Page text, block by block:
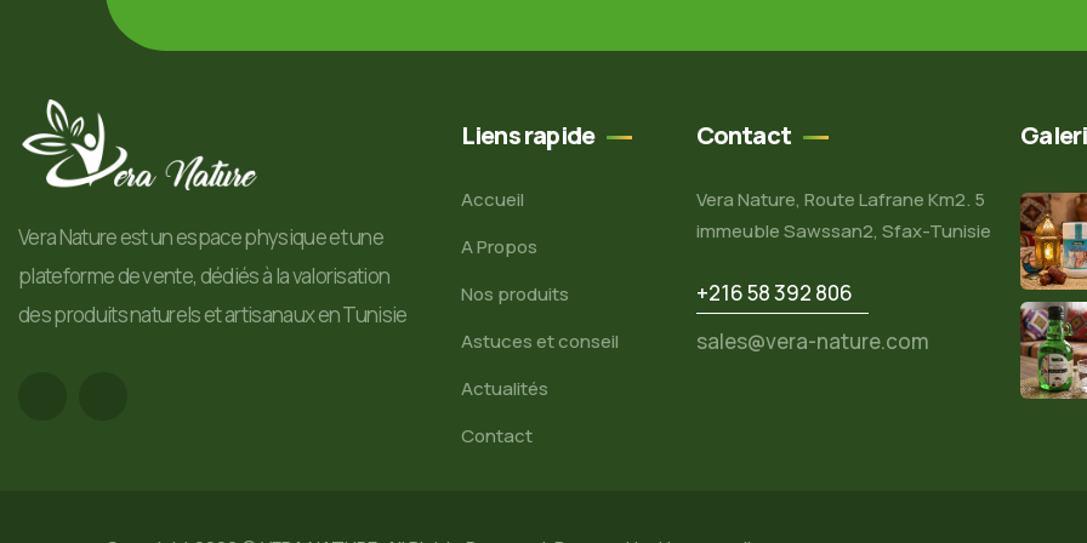
Vera Nature est un espace physique et une
plateforme de vente, dédiés à la valorisation
des produits naturels et artisanaux en Tunisie
Liens rapide
Accueil
A Propos
Nos produits
Astuces et conseil
Actualités
Contact
Contact
Vera Nature, Route Lafrane Km2. 5
immeuble Sawssan2, Sfax-Tunisie
+216 58 392 806
sales@vera-nature.com